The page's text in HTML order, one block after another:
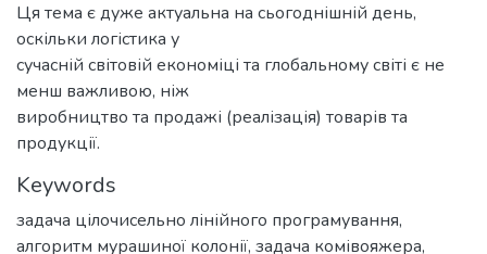
Ця тема є дуже актуальна на сьогоднішній день,
оскільки логістика у
сучасній світовій економіці та глобальному світі є не
менш важливою, ніж
виробництво та продажі (реалізація) товарів та
продукції.
Keywords
задача цілочисельно лінійного програмування,
алгоритм мурашиної колонії, задача комівояжера,